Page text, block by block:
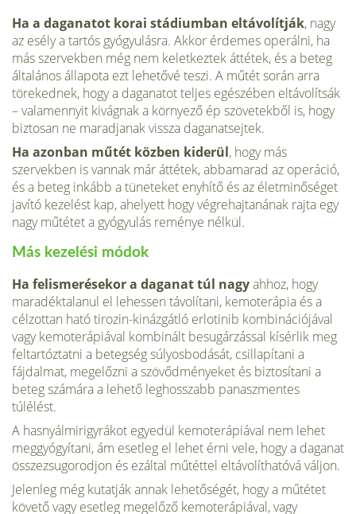
Ha a daganatot korai stádiumban eltávolítják, nagy
az esély a tartós gyógyulásra. Akkor érdemes operálni, ha
más szervekben még nem keletkeztek áttétek, és a beteg
általános állapota ezt lehetővé teszi. A műtét során arra
törekednek, hogy a daganatot teljes egészében eltávolítsák
– valamennyit kivágnak a kör­nyező ép szövetekből is, hogy
biztosan ne maradjanak vissza daganatsejtek.
Ha azonban műtét közben kiderül, hogy más
szervekben is vannak már áttétek, abba­marad az operáció,
és a beteg inkább a tünete­ket enyhítő és az életminőséget
javító kezelést kap, ahelyett hogy végrehajtanának rajta egy
nagy műtétet a gyógyulás reménye nélkül.
Más kezelési módok
Ha felismerésekor a daganat túl nagyahhoz, hogy
maradéktalanul el lehessen távolítani, kemoterápia és a
célzottan ható tirozin-kinázgátló erlotinib kombinációjával
vagy kemote­rápiával kombinált besugárzással kísérlik meg
feltartóztatni a betegség súlyosbodását, csilla­pítani a
fájdalmat, megelőzni a szövődménye­ket és biztosítani a
beteg számára a lehető leg­hosszabb panaszmentes
túlélést.
A hasnyálmirigyrákot egyedül kemoterápiá­val nem lehet
meggyógyítani, ám esetleg el lehet érni vele, hogy a daganat
összezsugorod­jon és ezáltal műtéttel eltávolíthatóvá váljon.
Jelenleg még kutatják annak lehetőségét, hogy a műtétet
követő vagy esetleg megelőző kemoterápiával, vagy